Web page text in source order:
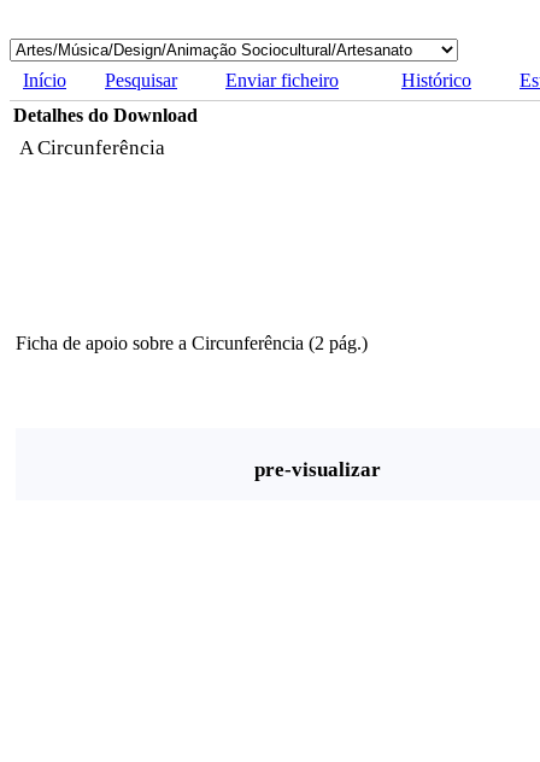
Início Pesquisar Enviar ficheiro Histórico
Detalhes do Download
A Circunferência
Ficha de apoio sobre a Circunferência (2 pág.)
pre-visualizar